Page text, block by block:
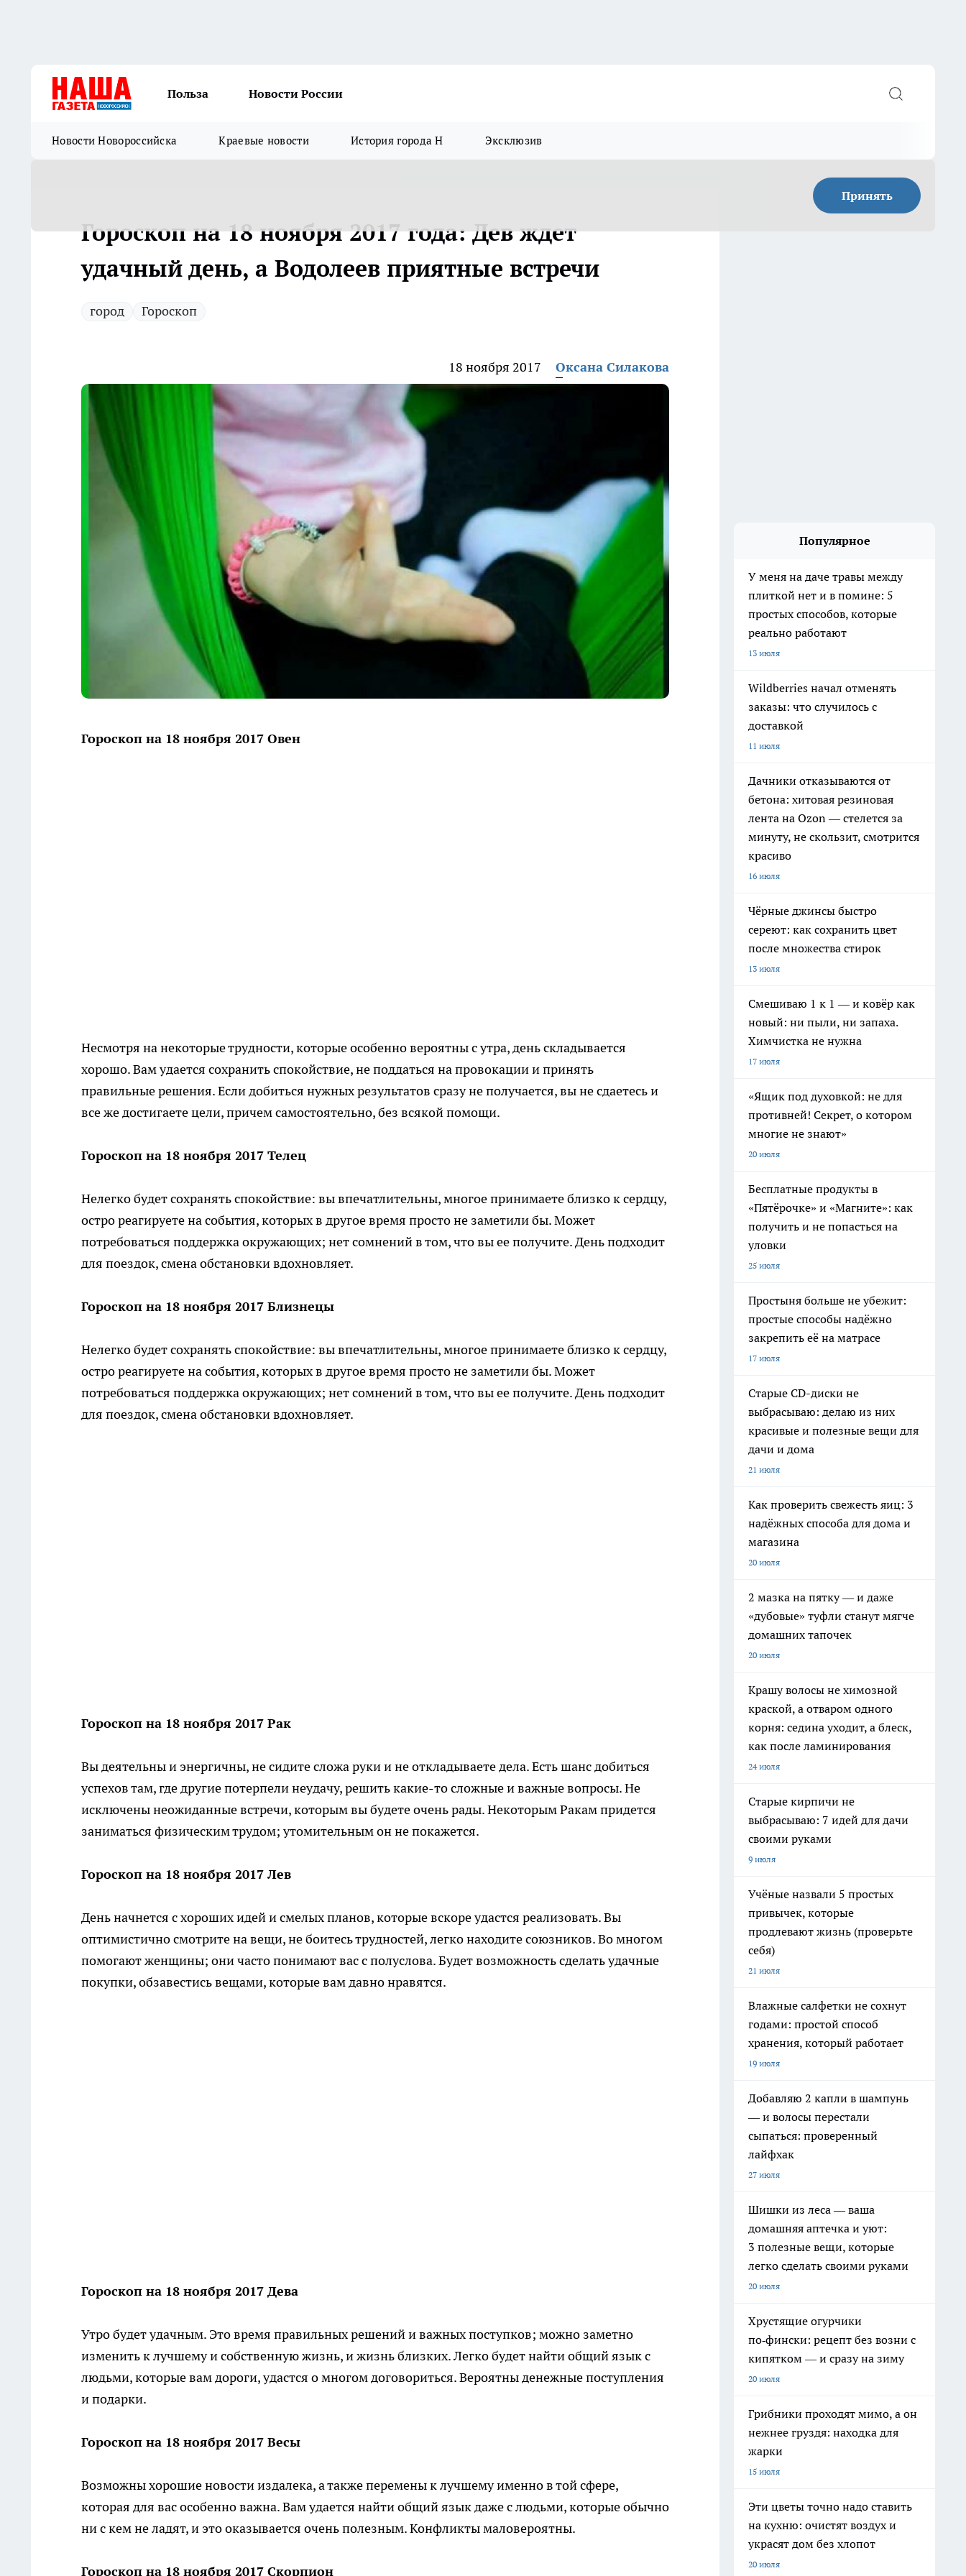
Польза Новости России
Новости Новороссийска Краевые новости История города Н Эксклюзив
Принять
Гороскоп на 18 ноября 2017 года: Дев ждет
удачный день, а Водолеев приятные встречи
город Гороскоп
18 ноября 2017 Оксана Силакова
Гороскоп на 18 ноября 2017 Овен
Несмотря на некоторые трудности, которые особенно вероятны с утра, день складывается
хорошо. Вам удается сохранить спокойствие, не поддаться на провокации и принять
правильные решения. Если добиться нужных результатов сразу не получается, вы не сдаетесь и
все же достигаете цели, причем самостоятельно, без всякой помощи.
Гороскоп на 18 ноября 2017 Телец
Нелегко будет сохранять спокойствие: вы впечатлительны, многое принимаете близко к сердцу,
остро реагируете на события, которых в другое время просто не заметили бы. Может
потребоваться поддержка окружающих; нет сомнений в том, что вы ее получите. День подходит
для поездок, смена обстановки вдохновляет.
Гороскоп на 18 ноября 2017 Близнецы
Нелегко будет сохранять спокойствие: вы впечатлительны, многое принимаете близко к сердцу,
остро реагируете на события, которых в другое время просто не заметили бы. Может
потребоваться поддержка окружающих; нет сомнений в том, что вы ее получите. День подходит
для поездок, смена обстановки вдохновляет.
Гороскоп на 18 ноября 2017 Рак
Вы деятельны и энергичны, не сидите сложа руки и не откладываете дела. Есть шанс добиться
успехов там, где другие потерпели неудачу, решить какие-то сложные и важные вопросы. Не
исключены неожиданные встречи, которым вы будете очень рады. Некоторым Ракам придется
заниматься физическим трудом; утомительным он не покажется.
Гороскоп на 18 ноября 2017 Лев
День начнется с хороших идей и смелых планов, которые вскоре удастся реализовать. Вы
оптимистично смотрите на вещи, не боитесь трудностей, легко находите союзников. Во многом
помогают женщины; они часто понимают вас с полуслова. Будет возможность сделать удачные
покупки, обзавестись вещами, которые вам давно нравятся.
Гороскоп на 18 ноября 2017 Дева
Утро будет удачным. Это время правильных решений и важных поступков; можно заметно
изменить к лучшему и собственную жизнь, и жизнь близких. Легко будет найти общий язык с
людьми, которые вам дороги, удастся о многом договориться. Вероятны денежные поступления
и подарки.
Гороскоп на 18 ноября 2017 Весы
Возможны хорошие новости издалека, а также перемены к лучшему именно в той сфере,
которая для вас особенно важна. Вам удается найти общий язык даже с людьми, которые обычно
ни с кем не ладят, и это оказывается очень полезным. Конфликты маловероятны.
Гороскоп на 18 ноября 2017 Скорпион
Популярное
У меня на даче травы между
плиткой нет и в помине: 5
простых способов, которые
реально работают
13 июля
Wildberries начал отменять
заказы: что случилось с
доставкой
11 июля
Дачники отказываются от
бетона: хитовая резиновая
лента на Ozon — стелется за
минуту, не скользит, смотрится
красиво
16 июля
Чёрные джинсы быстро
сереют: как сохранить цвет
после множества стирок
13 июля
Смешиваю 1 к 1 — и ковёр как
новый: ни пыли, ни запаха.
Химчистка не нужна
17 июля
«Ящик под духовкой: не для
противней! Секрет, о котором
многие не знают»
20 июля
Бесплатные продукты в
«Пятёрочке» и «Магните»: как
получить и не попасться на
уловки
25 июля
Простыня больше не убежит:
простые способы надёжно
закрепить её на матрасе
17 июля
Старые CD-диски не
выбрасываю: делаю из них
красивые и полезные вещи для
дачи и дома
21 июля
Как проверить свежесть яиц: 3
надёжных способа для дома и
магазина
20 июля
2 мазка на пятку — и даже
«дубовые» туфли станут мягче
домашних тапочек
20 июля
Крашу волосы не химозной
краской, а отваром одного
корня: седина уходит, а блеск,
как после ламинирования
24 июля
Старые кирпичи не
выбрасываю: 7 идей для дачи
своими руками
9 июля
Учёные назвали 5 простых
привычек, которые
продлевают жизнь (проверьте
себя)
21 июля
Влажные салфетки не сохнут
годами: простой способ
хранения, который работает
19 июля
Добавляю 2 капли в шампунь
— и волосы перестали
сыпаться: проверенный
лайфхак
27 июля
Шишки из леса — ваша
домашняя аптечка и уют:
3 полезные вещи, которые
легко сделать своими руками
20 июля
Хрустящие огурчики
по‑фински: рецепт без возни с
кипятком — и сразу на зиму
20 июля
Грибники проходят мимо, а он
нежнее груздя: находка для
жарки
15 июля
Эти цветы точно надо ставить
на кухню: очистят воздух и
украсят дом без хлопот
20 июля